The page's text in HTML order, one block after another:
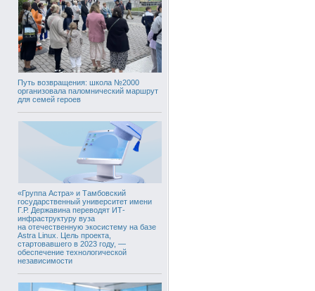
Путь возвращения: школа №2000
организовала паломнический маршрут
для семей героев
«Группа Астра» и Тамбовский
государственный университет имени
Г.Р. Державина переводят ИТ-
инфраструктуру вуза
на отечественную экосистему на базе
Astra Linux. Цель проекта,
стартовавшего в 2023 году, —
обеспечение технологической
независимости